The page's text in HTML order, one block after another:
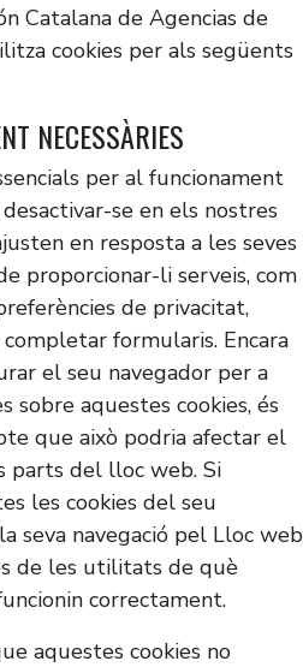
Catalana de Agencias de
cookies per als següents
NECESSÀRIES
per al funcionament
se en els nostres
en resposta a les seves
proporcionar-li serveis, com
de privacitat,
formularis. Encara
el seu navegador per a
aquestes cookies, és
que això podria afectar el
parts del lloc web. Si
les cookies del seu
seva navegació pel Lloc web
de les utilitats de què
correctament.
aquestes cookies no